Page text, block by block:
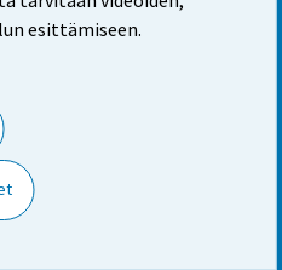
esittämiseen.